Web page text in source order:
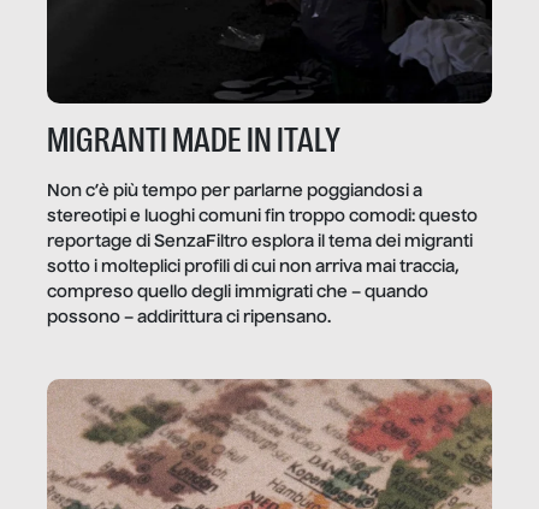
MIGRANTI MADE IN ITALY
Non c’è più tempo per parlarne poggiandosi a
stereotipi e luoghi comuni fin troppo comodi: questo
reportage di SenzaFiltro esplora il tema dei migranti
sotto i molteplici profili di cui non arriva mai traccia,
compreso quello degli immigrati che – quando
possono – addirittura ci ripensano.